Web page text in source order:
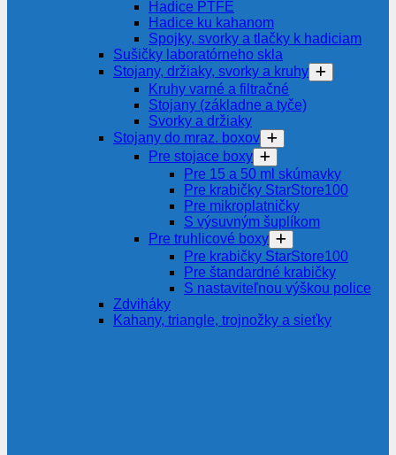
Hadice PTFE
Hadice ku kahanom
Spojky, svorky a tlačky k hadiciam
Sušičky laboratórneho skla
Stojany, držiaky, svorky a kruhy
Kruhy varné a filtračné
Stojany (základne a tyče)
Svorky a držiaky
Stojany do mraz. boxov
Pre stojace boxy
Pre 15 a 50 ml skúmavky
Pre krabičky StarStore100
Pre mikroplatničky
S výsuvným šuplíkom
Pre truhlicové boxy
Pre krabičky StarStore100
Pre štandardné krabičky
S nastaviteľnou výškou police
Zdviháky
Kahany, triangle, trojnožky a sieťky